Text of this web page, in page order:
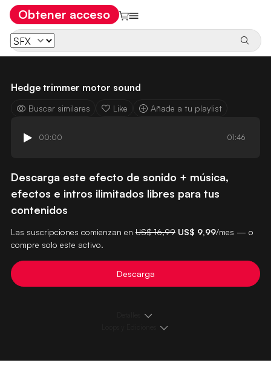
Obtener acceso
Hedge trimmer motor sound
Buscar similares Like Añade a tu playlist
00:00 01:46
Descarga este efecto de sonido + música,
efectos e intros ilimitados libres para tus
contenidos
Las suscripciones comienzan en US$ 16,99 US$ 9,99/mes — o
compre solo este activo.
Descarga